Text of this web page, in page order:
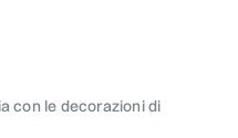
con le decorazioni di